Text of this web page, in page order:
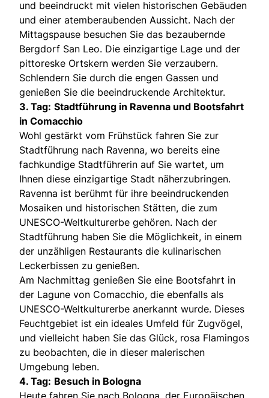
und beeindruckt mit vielen historischen Gebäuden
und einer atemberaubenden Aussicht. Nach der
Mittagspause besuchen Sie das bezaubernde
Bergdorf San Leo. Die einzigartige Lage und der
pittoreske Ortskern werden Sie verzaubern.
Schlendern Sie durch die engen Gassen und
genießen Sie die beeindruckende Architektur.
3. Tag: Stadtführung in Ravenna und Bootsfahrt
in Comacchio
Wohl gestärkt vom Frühstück fahren Sie zur
Stadtführung nach Ravenna, wo bereits eine
fachkundige Stadtführerin auf Sie wartet, um
Ihnen diese einzigartige Stadt näherzubringen.
Ravenna ist berühmt für ihre beeindruckenden
Mosaiken und historischen Stätten, die zum
UNESCO-Weltkulturerbe gehören. Nach der
Stadtführung haben Sie die Möglichkeit, in einem
der unzähligen Restaurants die kulinarischen
Leckerbissen zu genießen.
Am Nachmittag genießen Sie eine Bootsfahrt in
der Lagune von Comacchio, die ebenfalls als
UNESCO-Weltkulturerbe anerkannt wurde. Dieses
Feuchtgebiet ist ein ideales Umfeld für Zugvögel,
und vielleicht haben Sie das Glück, rosa Flamingos
zu beobachten, die in dieser malerischen
Umgebung leben.
4. Tag: Besuch in Bologna
Heute fahren Sie nach Bologna, der Europäischen